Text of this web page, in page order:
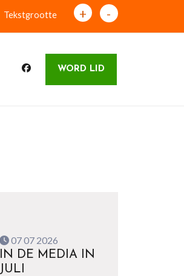
Tekstgrootte + -
WORD LID
07 07 2026
IN DE MEDIA IN
JULI